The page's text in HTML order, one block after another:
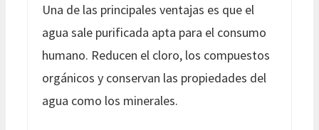
Una de las principales ventajas es que el
agua sale purificada apta para el consumo
humano. Reducen el cloro, los compuestos
orgánicos y conservan las propiedades del
agua como los minerales.